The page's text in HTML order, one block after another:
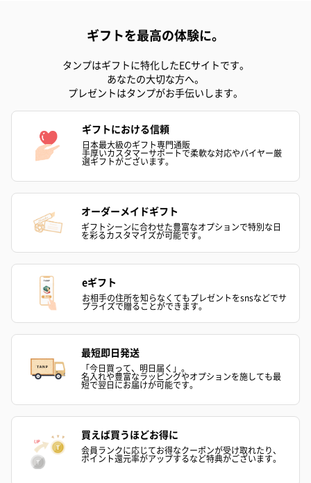
ギフトを最高の体験に。
タンプはギフトに特化したECサイトです。
あなたの大切な方へ。
プレゼントはタンプがお手伝いします。
ギフトにおける信頼
日本最大級のギフト専門通販
手厚いカスタマーサポートで柔軟な対応やバイヤー厳
選ギフトがございます。
オーダーメイドギフト
ギフトシーンに合わせた豊富なオプションで特別な日
を彩るカスタマイズが可能です。
eギフト
お相手の住所を知らなくてもプレゼントをsnsなどでサ
プライズで贈ることができます。
最短即日発送
「今日買って、明日届く」。
名入れや豊富なラッピングやオプションを施しても最
短で翌日にお届けが可能です。
買えば買うほどお得に
会員ランクに応じてお得なクーポンが受け取れたり、
ポイント還元率がアップするなど特典がございます。